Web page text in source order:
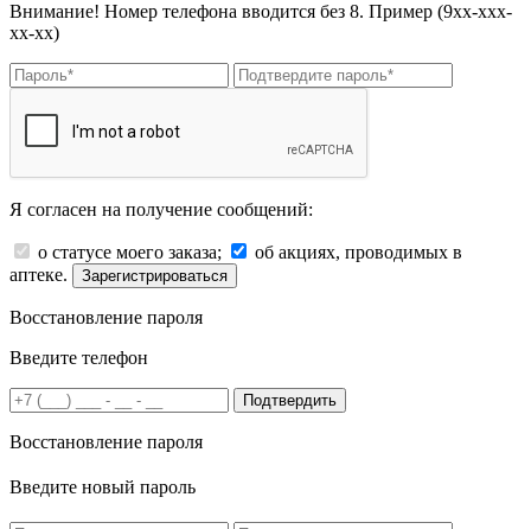
Внимание! Номер телефона вводится без 8. Пример (9хх-ххх-
хх-хх)
Я согласен на получение сообщений:
о статусе моего заказа;
об акциях, проводимых в
аптеке.
Зарегистрироваться
Восстановление пароля
Введите телефон
Подтвердить
Восстановление пароля
Введите новый пароль